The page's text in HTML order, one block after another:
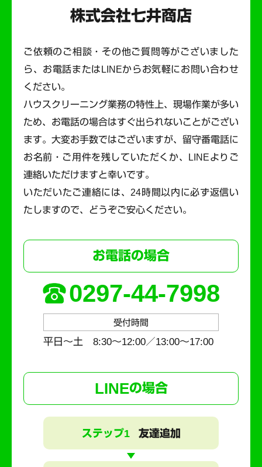
株式会社七井商店
ご依頼のご相談・その他ご質問等がございました
ら、お電話またはLINEからお気軽にお問い合わせ
ください。
ハウスクリーニング業務の特性上、現場作業が多い
ため、お電話の場合はすぐ出られないことがござい
ます。 大変お手数ではございますが、留守番電話に
お名前・ご用件を残していただくか、LINEよりご
連絡いただけますと幸いです。
いただいたご連絡には、24時間以内に必ず返信い
たしますので、どうぞご安心ください。
お電話の場合
0297-44-7998
受付時間
平日～土 8:30〜12:00／13:00〜17:00
LINEの場合
ステップ1 友達追加